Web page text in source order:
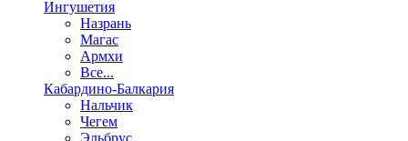
Ингушетия
Назрань
Магас
Армхи
Все...
Кабардино-Балкария
Нальчик
Чегем
Эльбрус